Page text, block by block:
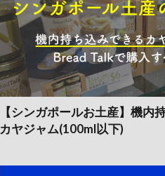
【シンガポールお土産】機内
カヤジャム(100ml以下)